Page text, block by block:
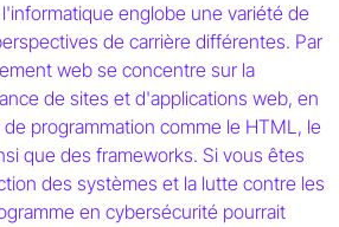
englobe une variété de
de carrière différentes. Par
web se concentre sur la
de sites et d'applications web, en
programmation comme le HTML, le
que des frameworks. Si vous êtes
des systèmes et la lutte contre les
en cybersécurité pourrait